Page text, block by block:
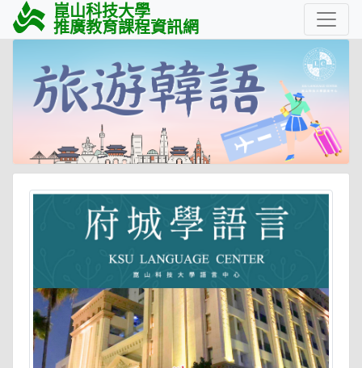
崑山科技大學
推廣教育課程資訊網